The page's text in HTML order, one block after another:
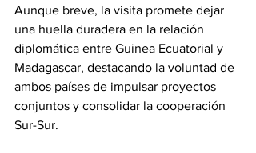
Aunque breve, la visita promete dejar
una huella duradera en la relación
diplomática entre Guinea Ecuatorial y
Madagascar, destacando la voluntad de
ambos países de impulsar proyectos
conjuntos y consolidar la cooperación
Sur-Sur.